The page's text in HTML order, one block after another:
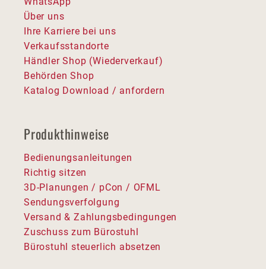
Über uns
Ihre Karriere bei uns
Verkaufsstandorte
Händler Shop (Wiederverkauf)
Behörden Shop
Katalog Download / anfordern
Produkthinweise
Bedienungsanleitungen
Richtig sitzen
3D-Planungen / pCon / OFML
Sendungsverfolgung
Versand & Zahlungsbedingungen
Zuschuss zum Bürostuhl
Bürostuhl steuerlich absetzen